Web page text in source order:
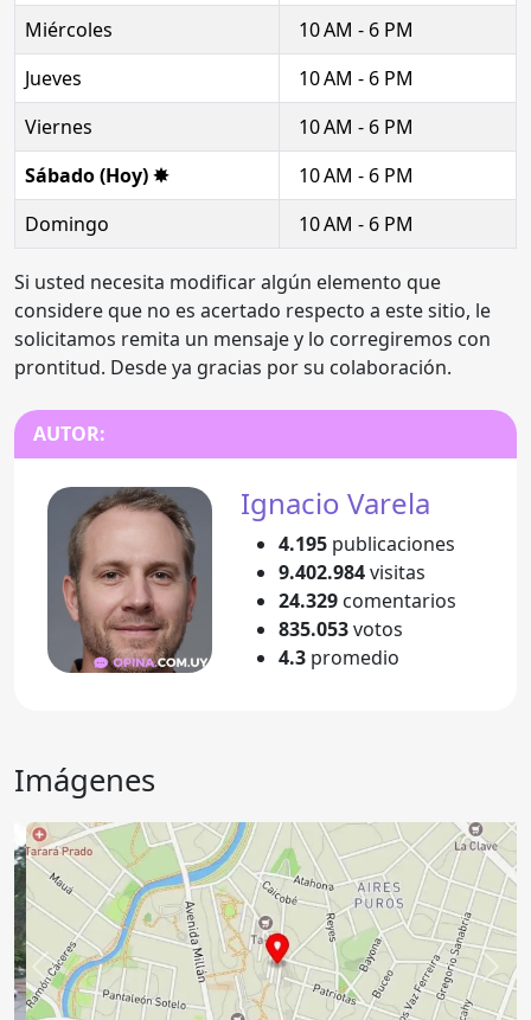
Miércoles
10 AM - 6 PM
Jueves
10 AM - 6 PM
Viernes
10 AM - 6 PM
Sábado (Hoy) ✸
10 AM - 6 PM
Domingo
10 AM - 6 PM
Si usted necesita modificar algún elemento que
considere que no es acertado respecto a este sitio, le
solicitamos remita un mensaje y lo corregiremos con
prontitud. Desde ya gracias por su colaboración.
AUTOR:
Ignacio Varela
4.195 publicaciones
9.402.984visitas
24.329 comentarios
835.053votos
4.3 promedio
Imágenes
Anterior